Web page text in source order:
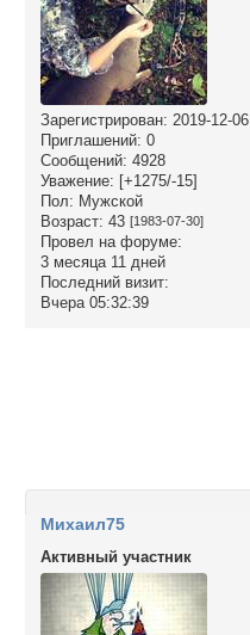
Зарегистрирован: 2019-12-06
Приглашений: 0
Сообщений: 4928
Уважение: [+1275/-15]
Пол: Мужской
Возраст: 43 [1983-07-30]
Провел на форуме:
3 месяца 11 дней
Последний визит:
Вчера 05:32:39
Михаил75
Активный участник